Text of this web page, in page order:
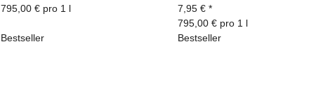
795,00 € pro 1 l
7,95 € *
795,00 € pro 1 l
Bestseller Bestseller